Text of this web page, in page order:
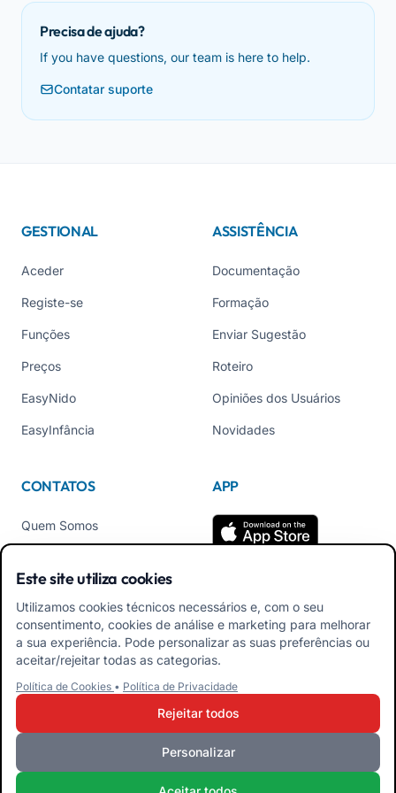
Precisa de ajuda?
If you have questions, our team is here to help.
Contatar suporte
GESTIONAL
Aceder
Registe-se
Funções
Preços
EasyNido
EasyInfância
ASSISTÊNCIA
Documentação
Formação
Enviar Sugestão
Roteiro
Opiniões dos Usuários
Novidades
CONTATOS
Quem Somos
Tel +39 02 84152514
APP
Baixe o APK do App para
Baixar APK App
Educadores
Este site utiliza cookies
Utilizamos cookies técnicos necessários e, com o seu
consentimento, cookies de análise e marketing para melhorar
a sua experiência. Pode personalizar as suas preferências ou
aceitar/rejeitar todas as categorias.
Política de Cookies • Política de Privacidade
Rejeitar todos
Personalizar